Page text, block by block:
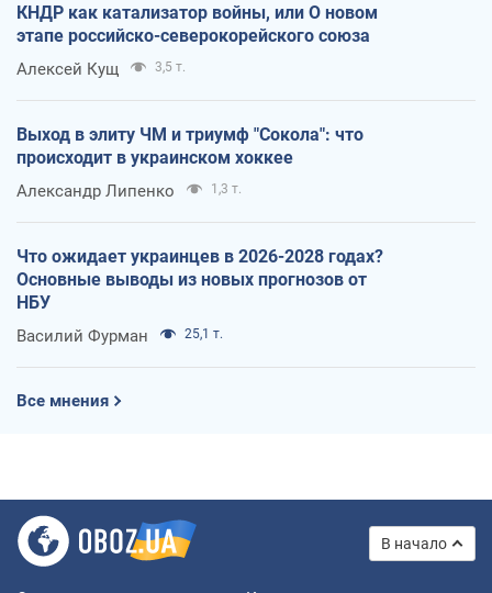
КНДР как катализатор войны, или О новом
этапе российско-северокорейского союза
Алексей Кущ 3,5 т.
Выход в элиту ЧМ и триумф "Сокола": что
происходит в украинском хоккее
Александр Липенко 1,3 т.
Что ожидает украинцев в 2026-2028 годах?
Основные выводы из новых прогнозов от
НБУ
Василий Фурман 25,1 т.
Все мнения
В начало